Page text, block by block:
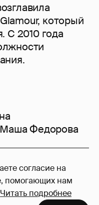
согласие на
помогающих нам
Читать подробнее
который
С 2010 года
Маша Федорова
читать и